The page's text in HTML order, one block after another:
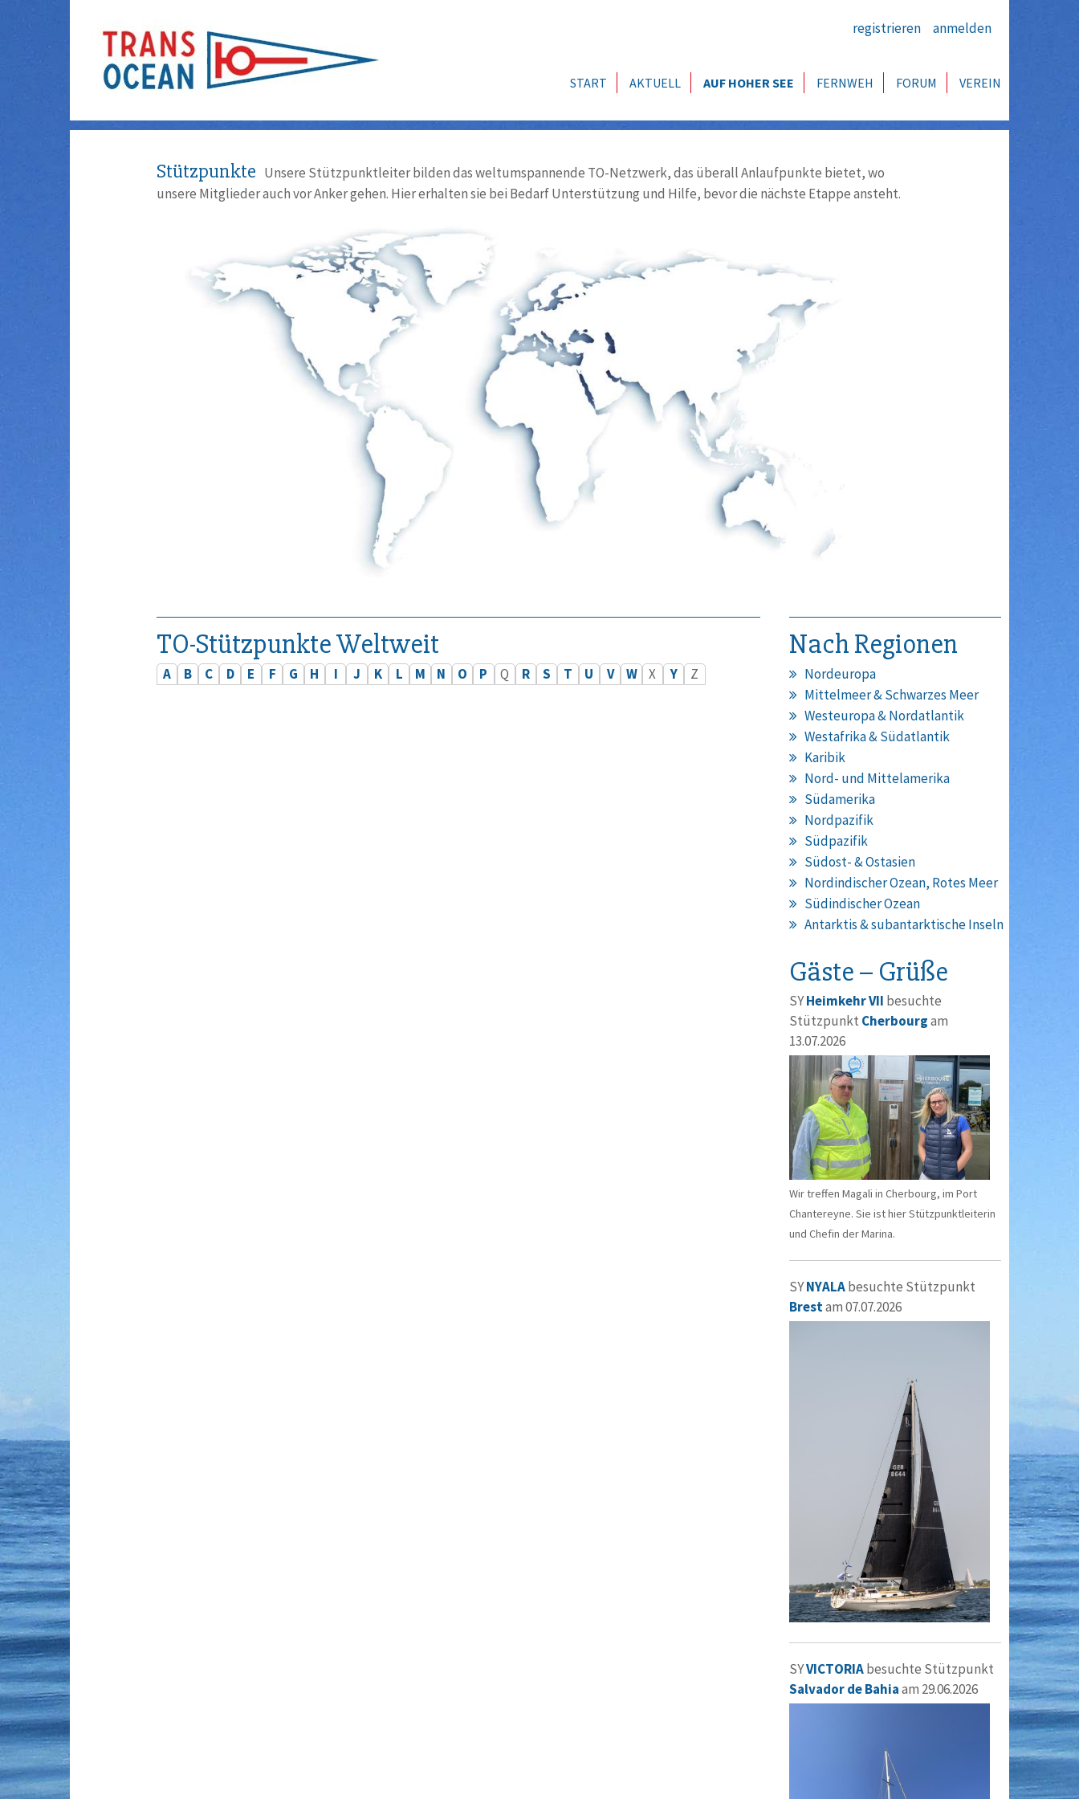
registrieren anmelden
START AKTUELL AUF HOHER SEE FERNWEH FORUM VEREIN
Stützpunkte Unsere Stützpunktleiter bilden das weltumspannende TO-Netzwerk, das überall Anlaufpunkte bietet, wo
unsere Mitglieder auch vor Anker gehen. Hier erhalten sie bei Bedarf Unterstützung und Hilfe, bevor die nächste Etappe ansteht.
TO-Stützpunkte Weltweit
A B C D E F G H I J K L M N O P Q R S T U V W X Y Z
Nach Regionen
Nordeuropa
Mittelmeer & Schwarzes Meer
Westeuropa & Nordatlantik
Westafrika & Südatlantik
Karibik
Nord- und Mittelamerika
Südamerika
Nordpazifik
Südpazifik
Südost- & Ostasien
Nordindischer Ozean, Rotes Meer
Südindischer Ozean
Antarktis & subantarktische Inseln
Gäste – Grüße
SYHeimkehr VII besuchte
Stützpunkt Cherbourgam
13.07.2026
Wir treffen Magali in Cherbourg, im Port
Chantereyne. Sie ist hier Stützpunktleiterin
und Chefin der Marina.
SYNYALAbesuchte Stützpunkt
Brestam 07.07.2026
SYVICTORIAbesuchte Stützpunkt
Salvador de Bahiaam 29.06.2026